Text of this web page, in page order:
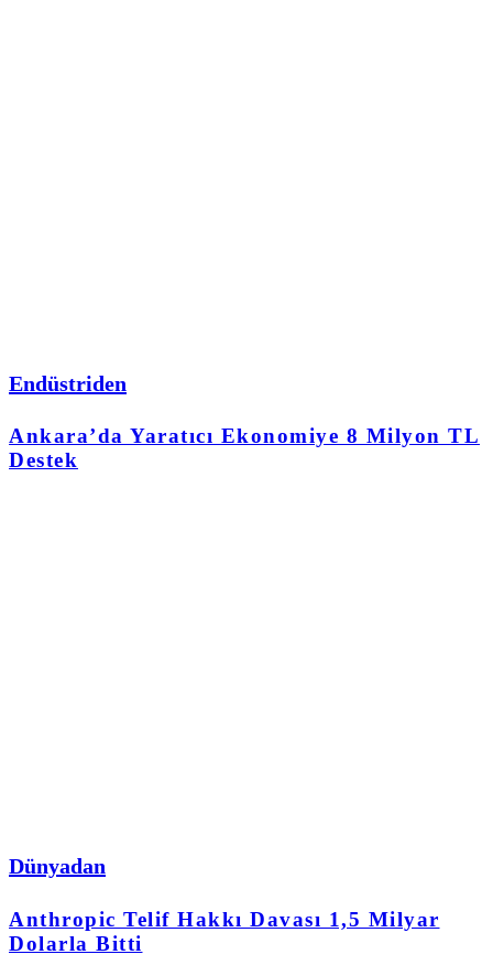
Endüstriden
Ankara’da Yaratıcı Ekonomiye 8 Milyon TL
Destek
Dünyadan
Anthropic Telif Hakkı Davası 1,5 Milyar
Dolarla Bitti